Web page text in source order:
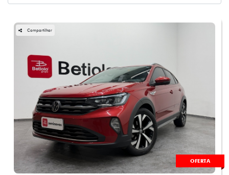
OFERTA
Compartilhar